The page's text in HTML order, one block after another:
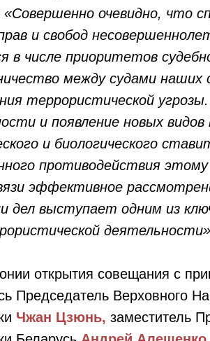
«Совершенно очевидно, что
и свобод
в числе приоритетов
между судами
террористической
и появление новых
и биологического
противодействия этому
эффективное
дел выступает одним из
открытия совещания с
Председатель Верховного
Чжан Цзюнь, заместитель